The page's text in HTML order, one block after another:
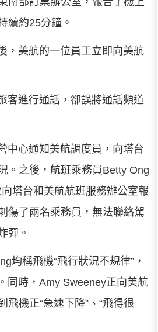
續約25分鐘。
，美航的一位員工立即向美航
客進行通話，卻誤將通話頻道
中心通知美航調度員，向塔台
。之後，航班乘務員Betty Ong
塔台和美航航班服務辦公室報
傷了兩名乘務員，無法聯絡駕
彈。
均稱飛機“飛行狀況不規律”，
同時，Amy Sweeney正向美航
飛機正“急速下降”、“飛得很